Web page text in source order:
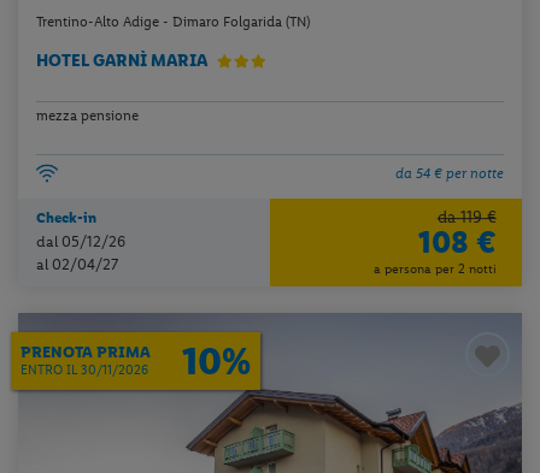
Trentino-Alto Adige - Dimaro Folgarida (TN)
HOTEL GARNÌ MARIA
mezza pensione
da 54 € per notte
Check-in
dal 05/12/26
al 02/04/27
da 119 €
108 €
a persona per 2 notti
PRENOTA PRIMA
ENTRO IL 30/11/2026 10%